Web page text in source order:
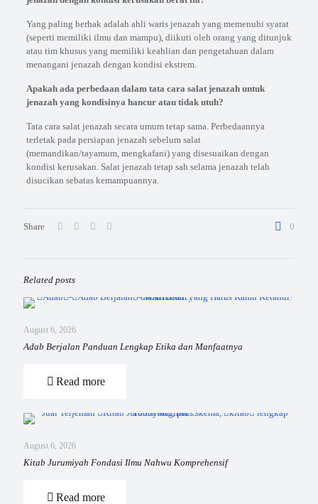
Yang paling berhak adalah ahli waris jenazah yang memenuhi syarat
(seperti memiliki ilmu dan mampu), diikuti oleh orang yang ditunjuk
atau tim khusus yang memiliki keahlian dan pengetahuan dalam
menangani jenazah dengan kondisi ekstrem.
Apakah ada perbedaan dalam tata cara salat jenazah untuk
jenazah yang kondisinya hancur atau tidak utuh?
Tata cara salat jenazah secara umum tetap sama. Perbedaannya
terletak pada persiapan jenazah sebelum salat
(memandikan/tayamum, mengkafani) yang disesuaikan dengan
kondisi kerusakan. Salat jenazah tetap sah selama jenazah telah
disucikan sebatas kemampuannya.
Share 0
Related posts
August 6, 2026
Adab Berjalan Panduan Lengkap Etika dan Manfaatnya
Read more
August 6, 2026
Kitab Jurumiyah Fondasi Ilmu Nahwu Komprehensif
Read more